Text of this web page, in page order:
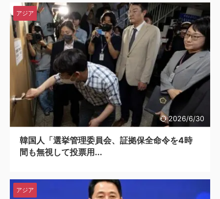
2026/6/30
アジア
韓国人「選挙管理委員会、証拠保全命令を4時
間も無視して投票用...
アジア